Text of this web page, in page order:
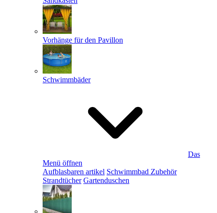
Vorhänge für den Pavillon
Schwimmbäder
Das
Menü öffnen
Aufblasbaren artikel Schwimmbad Zubehör
Strandtücher Gartenduschen